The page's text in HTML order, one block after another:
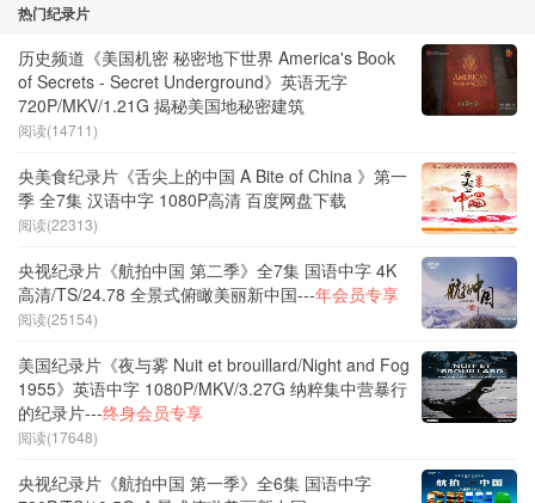
热门纪录片
历史频道《美国机密 秘密地下世界 America's Book
of Secrets - Secret Underground》英语无字
720P/MKV/1.21G 揭秘美国地秘密建筑
阅读(14711)
央美食纪录片《舌尖上的中国 A Bite of China 》第一
季 全7集 汉语中字 1080P高清 百度网盘下载
阅读(22313)
央视纪录片《航拍中国 第二季》全7集 国语中字 4K
高清/TS/24.78 全景式俯瞰美丽新中国---年会员专享
阅读(25154)
美国纪录片《夜与雾 Nuit et brouillard/Night and Fog
1955》英语中字 1080P/MKV/3.27G 纳粹集中营暴行
的纪录片---终身会员专享
阅读(17648)
央视纪录片《航拍中国 第一季》全6集 国语中字